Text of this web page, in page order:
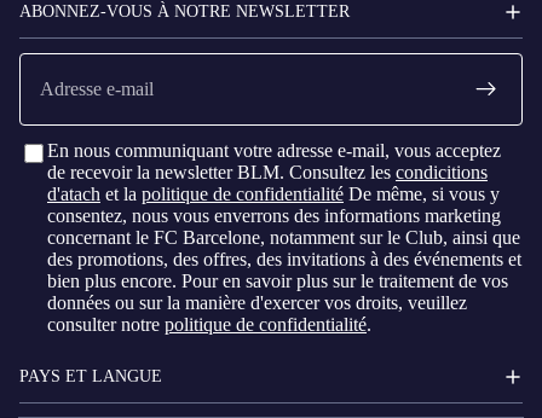
ABONNEZ-VOUS À NOTRE NEWSLETTER
E-
mail
En nous communiquant votre adresse e-mail, vous acceptez
de recevoir la newsletter BLM. Consultez les condicitions
d'atach et la politique de confidentialité De même, si vous y
consentez, nous vous enverrons des informations marketing
concernant le FC Barcelone, notamment sur le Club, ainsi que
des promotions, des offres, des invitations à des événements et
bien plus encore. Pour en savoir plus sur le traitement de vos
données ou sur la manière d'exercer vos droits, veuillez
consulter notre politique de confidentialité.
PAYS ET LANGUE